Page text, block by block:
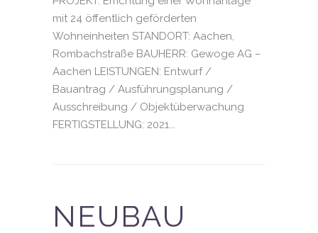
mit 24 öffentlich geförderten
Wohneinheiten STANDORT: Aachen,
Rombachstraße BAUHERR: Gewoge AG –
Aachen LEISTUNGEN: Entwurf /
Bauantrag / Ausführungsplanung /
Ausschreibung / Objektüberwachung
FERTIGSTELLUNG: 2021...
NEUBAU